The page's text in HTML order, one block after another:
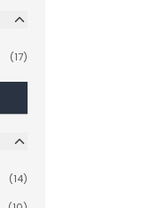
(17)
(14)